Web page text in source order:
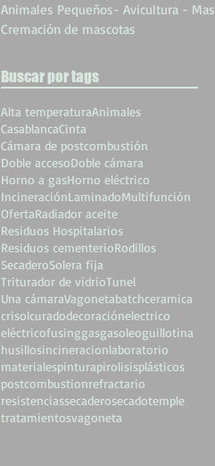
Animales Pequeños- Avicultura - Mas
Cremación de mascotas
Buscar por tags
Alta temperaturaAnimales
CasablancaCinta
Cámara de postcombustión
Doble accesoDoble cámara
Horno a gasHorno eléctrico
IncineraciónLaminadoMultifunción
OfertaRadiador aceite
Residuos Hospitalarios
Residuos cementerioRodillos
SecaderoSolera fija
Triturador de vidrioTunel
Una cámaraVagonetabatchceramica
crisolcuradodecoraciónelectrico
eléctricofusinggasgasoleoguillotina
husillosincineracionlaboratorio
materialespinturapirolisisplásticos
postcombustionrefractario
resistenciassecaderosecadotemple
tratamientosvagoneta